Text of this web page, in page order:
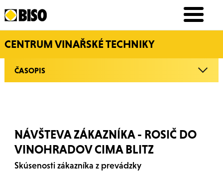
CENTRUM VINAŘSKÉ TECHNIKY
ČASOPIS
NÁVŠTEVA ZÁKAZNÍKA - ROSIČ DO
VINOHRADOV CIMA BLITZ
Skúsenosti zákazníka z prevádzky